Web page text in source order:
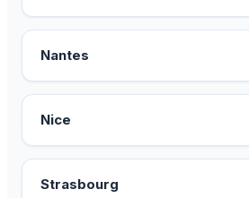
Nantes
Nice
Strasbourg